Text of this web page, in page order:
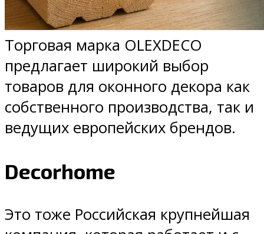
Торговая марка OLEXDECO
предлагает широкий выбор
товаров для оконного декора как
собственного производства, так и
ведущих европейских брендов.
Decorhome
Это тоже Российская крупнейшая